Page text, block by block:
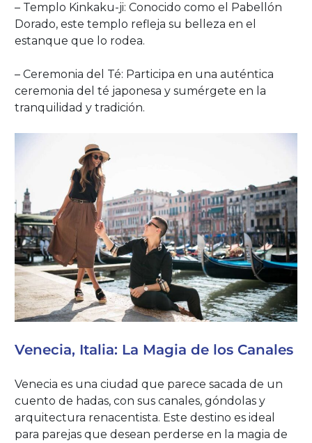
– Templo Kinkaku-ji: Conocido como el Pabellón
Dorado, este templo refleja su belleza en el
estanque que lo rodea.
– Ceremonia del Té: Participa en una auténtica
ceremonia del té japonesa y sumérgete en la
tranquilidad y tradición.
Venecia, Italia: La Magia de los Canales
Venecia es una ciudad que parece sacada de un
cuento de hadas, con sus canales, góndolas y
arquitectura renacentista. Este destino es ideal
para parejas que desean perderse en la magia de